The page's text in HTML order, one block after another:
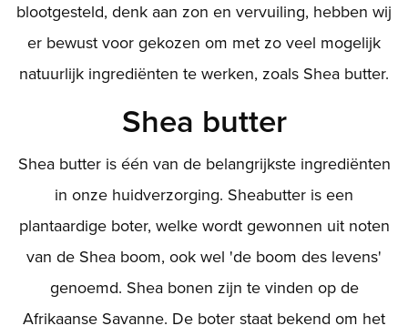
blootgesteld, denk aan zon en vervuiling, hebben wij
er bewust voor gekozen om met zo veel mogelijk
natuurlijk ingrediënten te werken, zoals Shea butter.
Shea butter
Shea butter is één van de belangrijkste ingrediënten
in onze huidverzorging. Sheabutter is een
plantaardige boter, welke wordt gewonnen uit noten
van de Shea boom, ook wel 'de boom des levens'
genoemd. Shea bonen zijn te vinden op de
Afrikaanse Savanne. De boter staat bekend om het